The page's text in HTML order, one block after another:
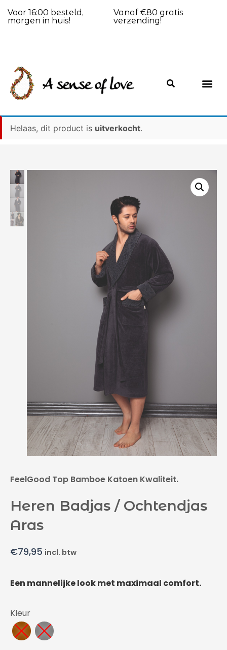
Voor 16:00 besteld,
morgen in huis!
Vanaf €80 gratis
verzending!
Helaas, dit product is uitverkocht.
FeelGood Top Bamboe Katoen Kwaliteit.
Heren Badjas / Ochtendjas
Aras
€79,95 incl. btw
Een mannelijke look met maximaal comfort.
Kleur